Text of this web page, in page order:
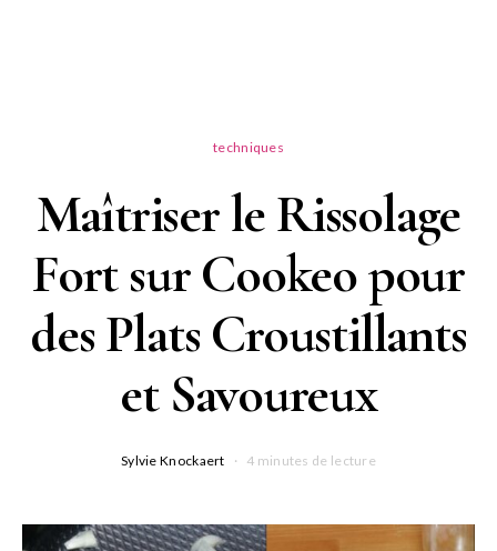
techniques
Maîtriser le Rissolage
Fort sur Cookeo pour
des Plats Croustillants
et Savoureux
Sylvie Knockaert 4 minutes de lecture